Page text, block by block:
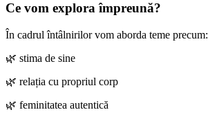
Ce vom explora împreună?
În cadrul întâlnirilor vom aborda teme precum:
🌿 stima de sine
🌿 relația cu propriul corp
🌿 feminitatea autentică